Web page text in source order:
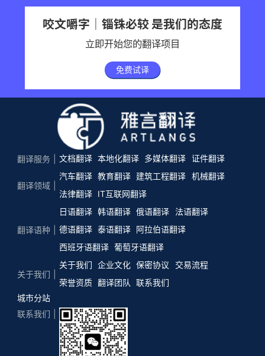
咬文嚼字｜锱铢必较 是我们的态度
立即开始您的翻译项目
免费试译
翻译服务 文档翻译 本地化翻译 多媒体翻译 证件翻译
翻译领域
汽车翻译 教育翻译 建筑工程翻译 机械翻译
法律翻译
IT互联网翻译
翻译语种
日语翻译 韩语翻译 俄语翻译
法语翻译
德语翻译 泰语翻译 阿拉伯语翻译
西班牙语翻译 葡萄牙语翻译
关于我们
关于我们 企业文化 保密协议
交易流程
荣誉资质 翻译团队
联系我们
城市分站
联系我们